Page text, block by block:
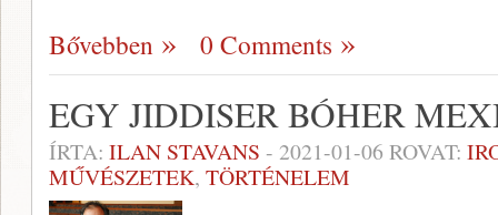
Bővebben 0 Comments
EGY JIDDISER BÓHER
ÍRTA: ILAN STAVANS - 2021-01-06 ROVAT:
MŰVÉSZETEK, TÖRTÉNELEM